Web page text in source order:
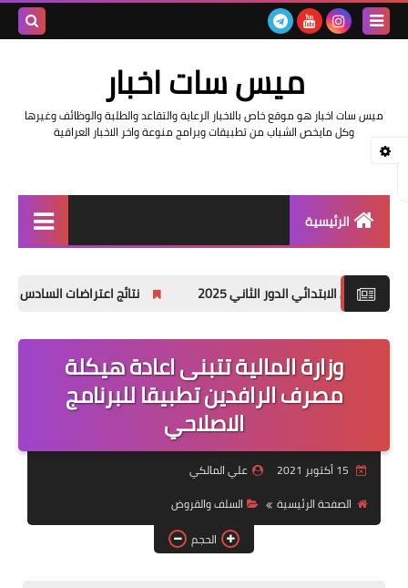
ميس سات اخبار
ميس سات اخبار هو موقع خاص بالاخبار الرعاية والتقاعد والطلبة والوظائف وغيرها
وكل مايخص الشباب من تطبيقات وبرامج منوعة واخر الاخبار العراقية
الرئيسية
اخبار وزارة التربية والتعليم
اخبار وزارة العمل وهيئة
التقاعد
قسم التطبيقات
قطع الاراضي
الربح من الانترنت
الدور الثاني 2025 نتائج اعتراضات السادس الاعدادي 2025 الدور الأول جميع المحافظات
وزارة المالية تتبنى اعادة هيكلة
مصرف الرافدين تطبيقا للبرنامج
الاصلاحي
علي المالكي
الصفحة الرئيسية
السلف والقروض
الحجم